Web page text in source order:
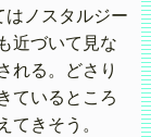
はノスタルジー
近づいて見な
れる。どさり
ているところ
てきそう。